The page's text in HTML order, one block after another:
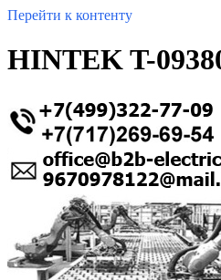
Перейти к контенту
HINTEK T-